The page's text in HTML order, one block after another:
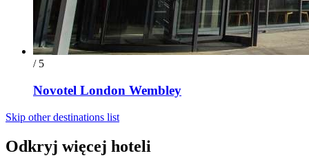
/ 5
Novotel London Wembley
Skip other destinations list
Odkryj więcej hoteli